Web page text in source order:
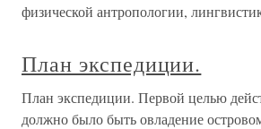
физической антропологии,
План экспедиции.
План экспедиции. Первой целью
должно было быть овладение